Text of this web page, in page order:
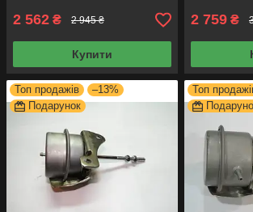
2 562 ₴ 2 945 ₴
Купити
2 759 ₴
Топ продажів
–13%
Подарунок
Топ